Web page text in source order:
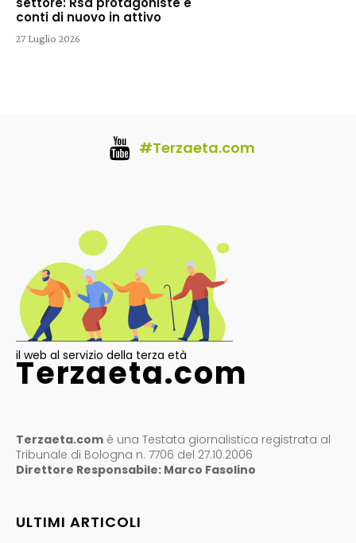
conti di nuovo in attivo
27 Luglio 2026
#Terzaeta.com
il web al servizio della terza età
Terzaeta.com
Terzaeta.com è una Testata giornalistica registrata al
Tribunale di Bologna n. 7706 del 27.10.2006
Direttore Responsabile: Marco Fasolino
ULTIMI ARTICOLI